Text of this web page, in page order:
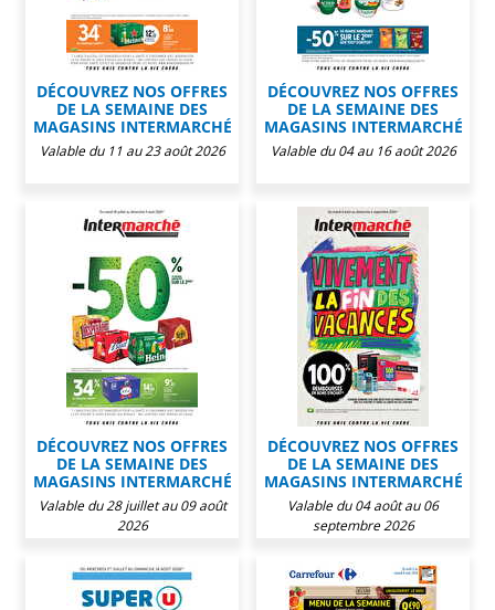
DÉCOUVREZ NOS OFFRES
DE LA SEMAINE DES
MAGASINS INTERMARCHÉ
Valable du 11 au 23 août 2026
DÉCOUVREZ NOS OFFRES
DE LA SEMAINE DES
MAGASINS INTERMARCHÉ
Valable du 04 au 16 août 2026
DÉCOUVREZ NOS OFFRES
DE LA SEMAINE DES
MAGASINS INTERMARCHÉ
Valable du 28 juillet au 09 août
2026
DÉCOUVREZ NOS OFFRES
DE LA SEMAINE DES
MAGASINS INTERMARCHÉ
Valable du 04 août au 06
septembre 2026